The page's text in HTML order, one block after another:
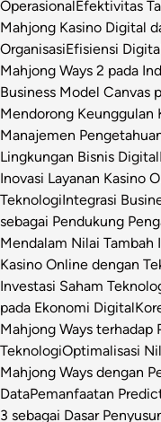
OperasionalEfektivitas
Mahjong Kasino Digital
OrganisasiEfisiensi
Mahjong Ways 2 pada
Business Model Canvas
Mendorong
Manajemen
Lingkungan Bisnis Digital
Inovasi Layanan Kasino
TeknologiIntegrasi
sebagai Pendukung
Mendalam Nilai
Kasino Online dengan
Investasi Saham
pada Ekonomi Digital
Mahjong Ways terhadap
TeknologiOptimalisasi
Mahjong Ways dengan
DataPemanfaatan
3 sebagai Dasar